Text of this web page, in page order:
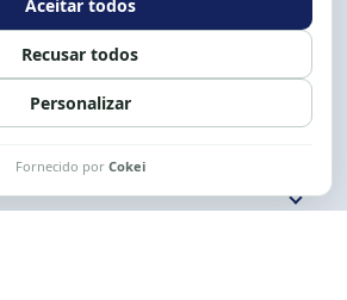
redes Fale conosco